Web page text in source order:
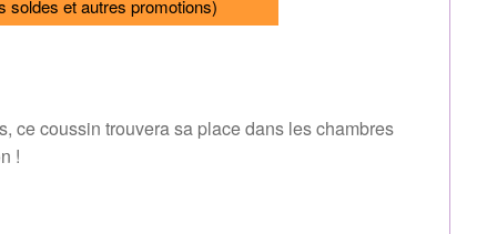
soldes et autres promotions)
ce coussin trouvera sa place dans les chambres
!